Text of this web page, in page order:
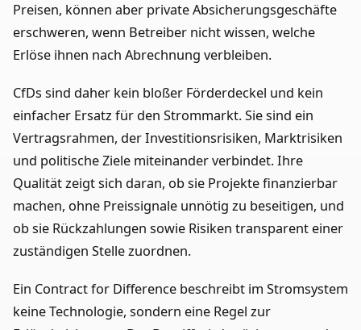
Preisen, können aber private Absicherungsgeschäfte
erschweren, wenn Betreiber nicht wissen, welche
Erlöse ihnen nach Abrechnung verbleiben.
CfDs sind daher kein bloßer Förderdeckel und kein
einfacher Ersatz für den Strommarkt. Sie sind ein
Vertragsrahmen, der Investitionsrisiken, Marktrisiken
und politische Ziele miteinander verbindet. Ihre
Qualität zeigt sich daran, ob sie Projekte finanzierbar
machen, ohne Preissignale unnötig zu beseitigen, und
ob sie Rückzahlungen sowie Risiken transparent einer
zuständigen Stelle zuordnen.
Ein Contract for Difference beschreibt im Stromsystem
keine Technologie, sondern eine Regel zur